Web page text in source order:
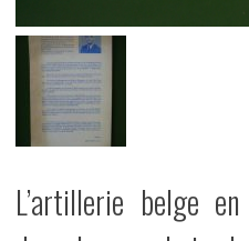
L’artillerie belge